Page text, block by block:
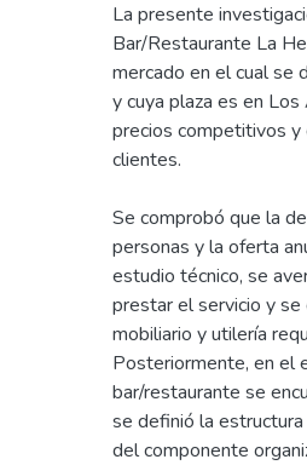
La presente
Bar/Restaurante La
mercado en el cual se
y cuya plaza es en
precios competitivos y
clientes.
Se comprobó que la
personas y la oferta
estudio técnico, se
prestar el servicio y
mobiliario y utilería
Posteriormente, en el
bar/restaurante se
se definió la
del componente